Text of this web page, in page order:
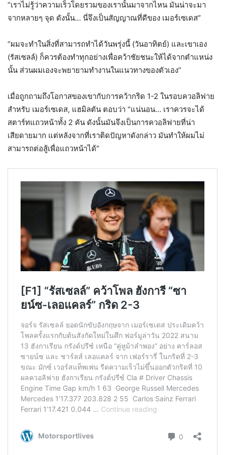
“เราไม่รู้ว่าความเร็วโดยรวมของเรานั้นมาจากไหน มันน่าจะมา
จากหลายๆ จุด ดังนั้น… นี่จึงเป็นสัญญาณที่ดีของ เมอร์เซเดส”
“ผมจะทำในสิ่งที่สามารถทำได้วันพรุ่งนี้ (วันอาทิตย์) และเขาเอง
(รัสเซลล์) ก็ควรต้องทำทุกอย่างเพื่อคว้าชัยชนะให้ได้จากตำแหน่ง
นั้น ส่วนผมเองจะพยายามทำงานในแนวทางของตัวเอง”
เมื่อถูกถามถึงโอกาสของเขากับการคว้ากริด 1-2 ในรอบควอลิฟาย
สำหรับ เมอร์เซเดส, แฮมิลตัน ตอบว่า “แน่นอน… เราควรจะได้
สตาร์ทแถวหน้าทั้ง 2 คัน ดังนั้นมันจึงเป็นการควอลิฟายที่น่า
เสียดายมาก แต่หลังจากที่เราติดปัญหาดังกล่าว มันทำให้ผมไม่
สามารถต่อสู้เพื่อแถวหน้าได้”